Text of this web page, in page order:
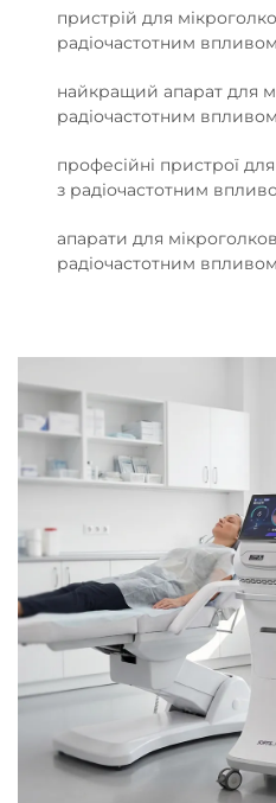
пристрій для
радіочастотним впливом
найкращий апарат для
радіочастотним впливом
професійні пристрої
з радіочастотним
апарати для
радіочастотним